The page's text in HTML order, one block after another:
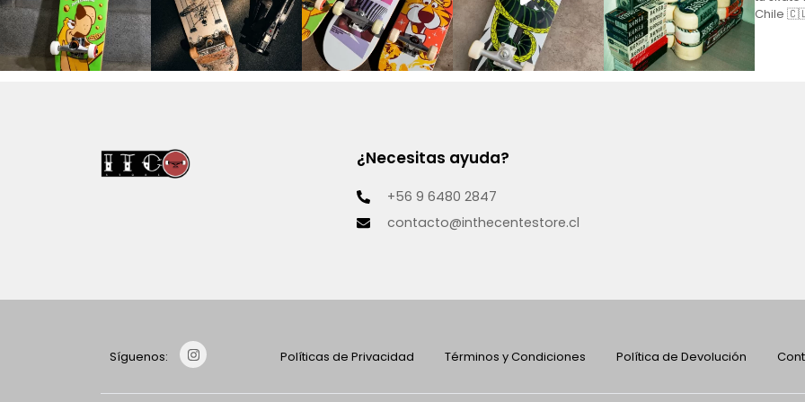
¿Necesitas ayuda?
+56 9 6480 2847
contacto@inthecentestore.cl
Síguenos: Políticas de Privacidad Términos y Condiciones Política de Devolución